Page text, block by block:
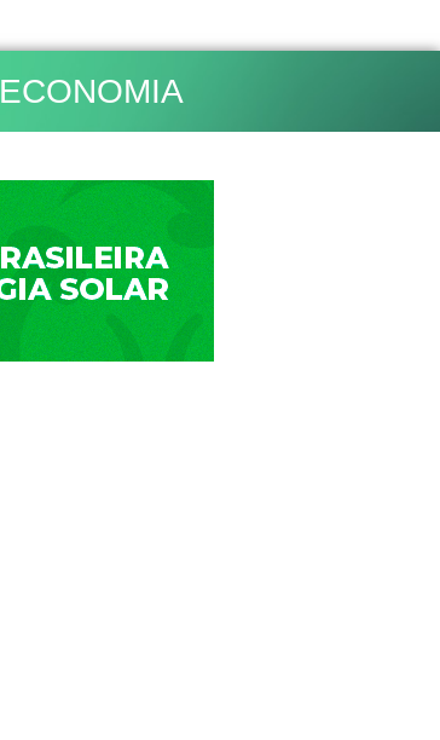
ECONOMIA